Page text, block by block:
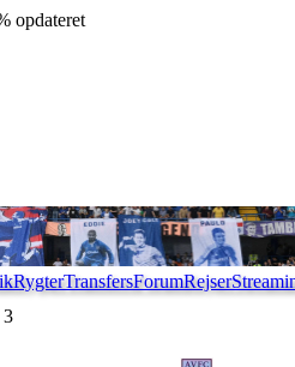
opdateret
RygterTransfersForumRejser
3